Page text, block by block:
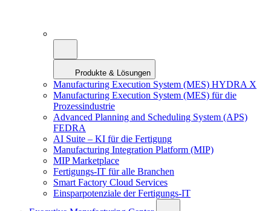
Produkte & Lösungen
Manufacturing Execution System (MES) HYDRA X
Manufacturing Execution System (MES) für die
Prozessindustrie
Advanced Planning and Scheduling System (APS)
FEDRA
AI Suite – KI für die Fertigung
Manufacturing Integration Platform (MIP)
MIP Marketplace
Fertigungs-IT für alle Branchen
Smart Factory Cloud Services
Einsparpotenziale der Fertigungs-IT